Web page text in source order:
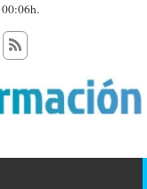
00:06h.